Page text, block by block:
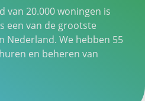
van 20.000 woningen is
een van de grootste
Nederland. We hebben 55
en beheren van